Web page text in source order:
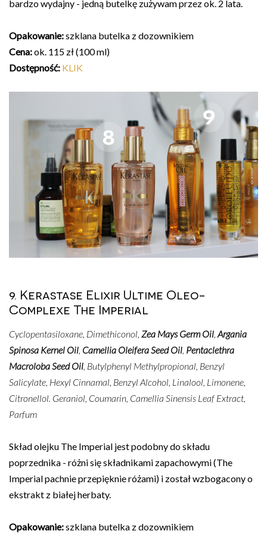
bardzo wydajny - jedną butelkę zużywam przez ok. 2 lata.
Opakowanie:szklana butelka z dozownikiem
Cena:ok. 115 zł (100 ml)
Dostępność: KLIK
9. Kerastase Elixir Ultime Oleo-
Complexe The Imperial
Cyclopentasiloxane, Dimethiconol, Zea Mays Germ Oil, Argania
Spinosa Kernel Oil, Camellia Oleifera Seed Oil, Pentaclethra
Macroloba Seed Oil, Butylphenyl Methylpropional, Benzyl
Salicylate, Hexyl Cinnamal, Benzyl Alcohol, Linalool, Limonene,
Citronellol. Geraniol, Coumarin, Camellia Sinensis Leaf Extract,
Parfum
Skład olejku The Imperial jest podobny do składu
poprzednika - różni się składnikami zapachowymi (The
Imperial pachnie przepięknie różami) i został wzbogacony o
ekstrakt z białej herbaty.
Opakowanie:szklana butelka z dozownikiem